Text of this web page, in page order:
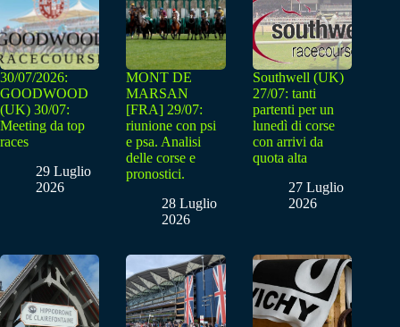
30/07/2026:
GOODWOOD
(UK) 30/07:
Meeting da top
races
29 Luglio
2026
MONT DE
MARSAN
[FRA] 29/07:
riunione con psi
e psa. Analisi
delle corse e
pronostici.
28 Luglio
2026
Southwell (UK)
27/07: tanti
partenti per un
lunedì di corse
con arrivi da
quota alta
27 Luglio
2026